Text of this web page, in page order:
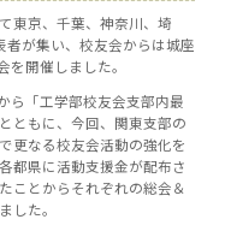
東京、千葉、神奈川、埼
者が集い、校友会からは城座
を開催しました。
ら「工学部校友会支部内最
ともに、今回、関東支部の
更なる校友会活動の強化を
都県に活動支援金が配布さ
ことからそれぞれの総会＆
した。